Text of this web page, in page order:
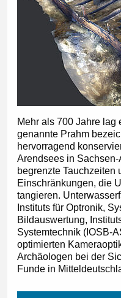
Mehr als 700 Jahre lag
genannte Prahm
hervorragend
Arendsees in
begrenzte Tauchzeiten
Einschränkungen, die
tangieren.
Instituts für Optronik,
Bildauswertung,
Systemtechnik (IOSB-
optimierten
Archäologen bei der
Funde in